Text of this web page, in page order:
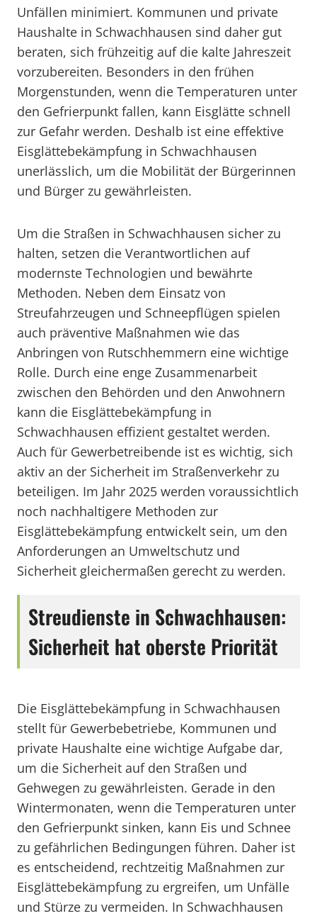
Unfällen minimiert. Kommunen und private
Haushalte in Schwachhausen sind daher gut
beraten, sich frühzeitig auf die kalte Jahreszeit
vorzubereiten. Besonders in den frühen
Morgenstunden, wenn die Temperaturen unter
den Gefrierpunkt fallen, kann Eisglätte schnell
zur Gefahr werden. Deshalb ist eine effektive
Eisglättebekämpfung in Schwachhausen
unerlässlich, um die Mobilität der Bürgerinnen
und Bürger zu gewährleisten.
Um die Straßen in Schwachhausen sicher zu
halten, setzen die Verantwortlichen auf
modernste Technologien und bewährte
Methoden. Neben dem Einsatz von
Streufahrzeugen und Schneepflügen spielen
auch präventive Maßnahmen wie das
Anbringen von Rutschhemmern eine wichtige
Rolle. Durch eine enge Zusammenarbeit
zwischen den Behörden und den Anwohnern
kann die Eisglättebekämpfung in
Schwachhausen effizient gestaltet werden.
Auch für Gewerbetreibende ist es wichtig, sich
aktiv an der Sicherheit im Straßenverkehr zu
beteiligen. Im Jahr 2025 werden voraussichtlich
noch nachhaltigere Methoden zur
Eisglättebekämpfung entwickelt sein, um den
Anforderungen an Umweltschutz und
Sicherheit gleichermaßen gerecht zu werden.
Streudienste in Schwachhausen:
Sicherheit hat oberste Priorität
Die Eisglättebekämpfung in Schwachhausen
stellt für Gewerbebetriebe, Kommunen und
private Haushalte eine wichtige Aufgabe dar,
um die Sicherheit auf den Straßen und
Gehwegen zu gewährleisten. Gerade in den
Wintermonaten, wenn die Temperaturen unter
den Gefrierpunkt sinken, kann Eis und Schnee
zu gefährlichen Bedingungen führen. Daher ist
es entscheidend, rechtzeitig Maßnahmen zur
Eisglättebekämpfung zu ergreifen, um Unfälle
und Stürze zu vermeiden. In Schwachhausen